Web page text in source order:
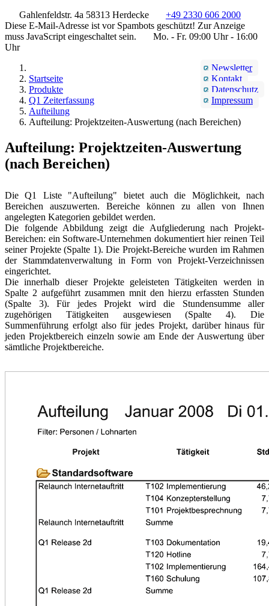
Gahlenfeldstr. 4a 58313 Herdecke
+49 2330 606 2000
Diese E-Mail-Adresse ist vor Spambots geschützt! Zur Anzeige
muss JavaScript eingeschaltet sein.
Mo. - Fr. 09:00 Uhr - 16:00
Uhr
Newsletter
Kontakt
Datenschutz
Impressum
Startseite
Produkte
Q1 Zeiterfassung
Aufteilung
Aufteilung: Projektzeiten-Auswertung (nach Bereichen)
Aufteilung: Projektzeiten-Auswertung
(nach Bereichen)
Die Q1 Liste "Aufteilung" bietet auch die Möglichkeit, nach
Bereichen auszuwerten. Bereiche können zu allen von Ihnen
angelegten Kategorien gebildet werden.
Die folgende Abbildung zeigt die Aufgliederung nach Projekt-
Bereichen: ein Software-Unternehmen dokumentiert hier reinen Teil
seiner Projekte (Spalte 1). Die Projekt-Bereiche wurden im Rahmen
der Stammdatenverwaltung in Form von Projekt-Verzeichnissen
eingerichtet.
Die innerhalb dieser Projekte geleisteten Tätigkeiten werden in
Spalte 2 aufgeführt zusammen mnit den hierzu erfassten Stunden
(Spalte 3). Für jedes Projekt wird die Stundensumme aller
zugehörigen Tätigkeiten ausgewiesen (Spalte 4). Die
Summenführung erfolgt also für jedes Projekt, darüber hinaus für
jeden Projektbereich einzeln sowie am Ende der Auswertung über
sämtliche Projektbereiche.